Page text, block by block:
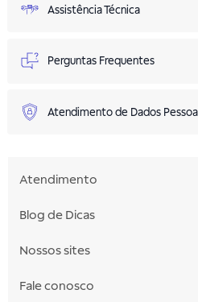
Assistência Técnica
Perguntas Frequentes
Atendimento de Dados
Atendimento
Blog de Dicas
Nossos sites
Fale conosco